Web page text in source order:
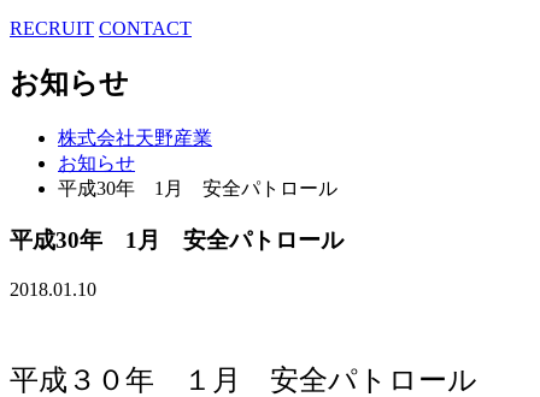
RECRUIT CONTACT
お知らせ
株式会社天野産業
お知らせ
平成30年 1月 安全パトロール
平成30年 1月 安全パトロール
2018.01.10
平成３０年 １月 安全パトロール